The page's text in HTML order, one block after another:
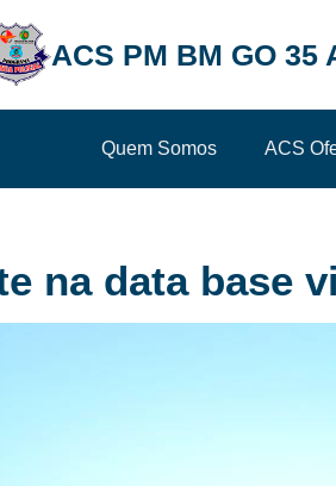
ACS PM BM GO 35
Quem Somos ACS
na data base